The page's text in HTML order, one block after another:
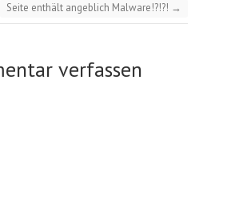
Seite enthält angeblich Malware!?!?! →
verfassen